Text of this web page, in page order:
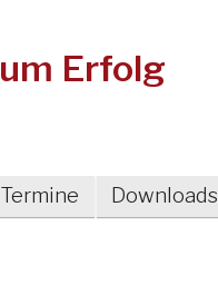
Erfolg
Termine Downloads